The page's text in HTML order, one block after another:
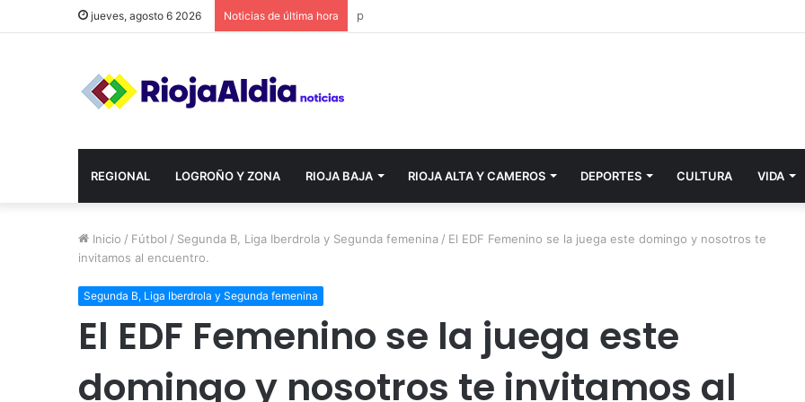
jueves, agosto 6 2026 Noticias de última hora
REGIONAL LOGROÑO Y ZONA RIOJA BAJA RIOJA ALTA Y CAMEROS DEPORTES CULTURA VIDA
Inicio / Fútbol / Segunda B, Liga Iberdrola y Segunda femenina / El EDF Femenino se la juega este domingo y nosotros te
invitamos al encuentro.
Segunda B, Liga Iberdrola y Segunda femenina
El EDF Femenino se la juega este
domingo y nosotros te invitamos al